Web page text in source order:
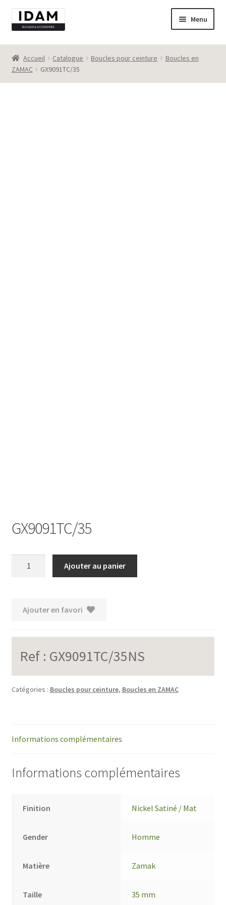
Aller
à
Aller
au
Menu
Catalogue
New
Accueil Catalogue Boucles pour ceinture
Boucles en
ZAMAC
GX9091TC/35
GX9091TC/35
Ajouter au panier
Ajouter en favori
Ref : GX9091TC/35NS
Catégories : Boucles pour ceinture, Boucles en ZAMAC
Informations complémentaires
Informations complémentaires
Finition Nickel Satiné / Mat
Gender Homme
Matière Zamak
Taille 35 mm